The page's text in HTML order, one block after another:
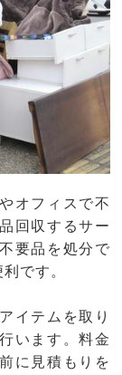
オフィスで不
回収するサー
要品を処分で
です。
イテムを取り
います。料金
に見積もりを